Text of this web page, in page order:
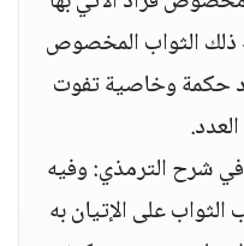
ذلك الثواب المخصوص
حكمة وخاصية تفوت
شرح الترمذي: وفيه
الثواب على الإتيان به